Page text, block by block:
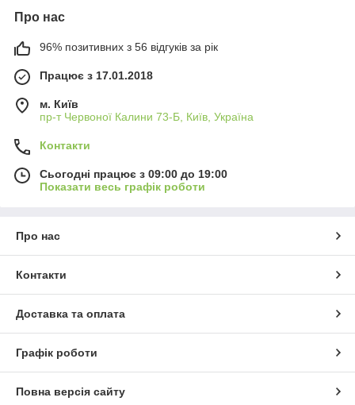
Про нас
96% позитивних з 56 відгуків за рік
Працює з 17.01.2018
м. Київ
пр-т Червоної Калини 73-Б, Київ, Україна
Контакти
Сьогодні працює з 09:00 до 19:00
Показати весь графік роботи
Про нас
Контакти
Доставка та оплата
Графік роботи
Повна версія сайту